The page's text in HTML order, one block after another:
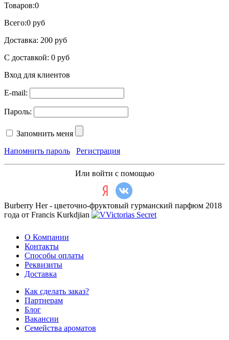
Товаров:0
Всего:0 руб
Доставка: 200 руб
С доставкой: 0 руб
Вход для клиентов
E-mail:
Пароль:
Запомнить меня
Напомнить пароль
Регистрация
Или войти с помощью
Burberry Her - цветочно-фруктовый гурманский парфюм 2018
года от Francis Kurkdjian
О Компании
Контакты
Способы оплаты
Реквизиты
Доставка
Как сделать заказ?
Партнерам
Блог
Вакансии
Семейства ароматов